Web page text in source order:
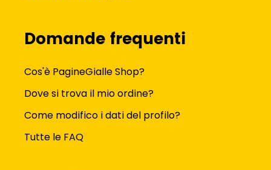
Domande frequenti
Cos'è PagineGialle Shop?
Dove si trova il mio ordine?
Come modifico i dati del profilo?
Tutte le FAQ